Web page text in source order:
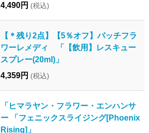
4,490円 (税込)
【＊残り2点】【5％オフ】バッチフラ
ワーレメディ 「【飲用】レスキュー
スプレー(20ml)」
4,359円 (税込)
「ヒマラヤン・フラワー・エンハンサ
ー 「フェニックスライジング[Phoenix
Rising]」